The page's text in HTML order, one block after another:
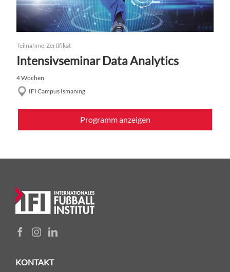
Teilnahme-Zertifikat
Intensivseminar Data Analytics
4 Wochen
IFI Campus Ismaning
Programm anzeigen
KONTAKT